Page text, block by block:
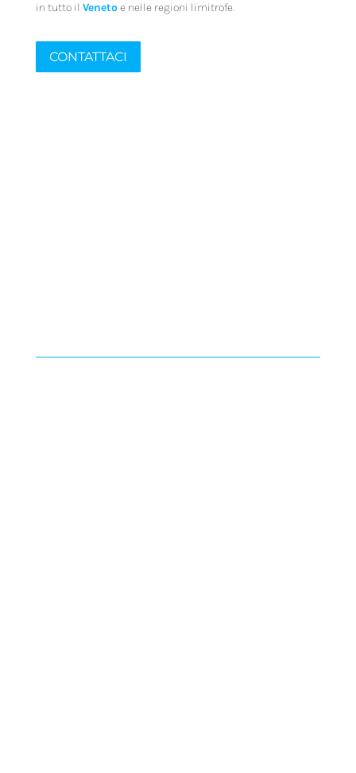
in tutto il Venetoe nelle regioni limitrofe.
CONTATTACI